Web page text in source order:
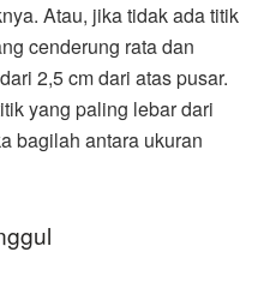
Atau, jika tidak ada titik
cenderung rata dan
2,5 cm dari atas pusar.
yang paling lebar dari
bagilah antara ukuran